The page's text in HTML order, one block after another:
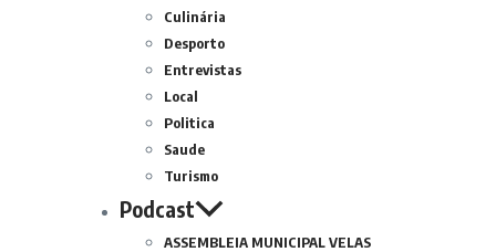
Culinária
Desporto
Entrevistas
Local
Politica
Saude
Turismo
Podcast
ASSEMBLEIA MUNICIPAL VELAS